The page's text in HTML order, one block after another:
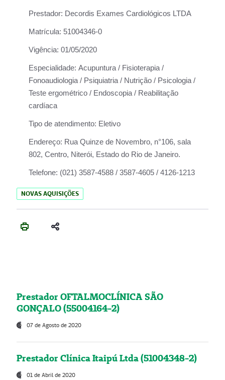
Prestador: Decordis Exames Cardiológicos LTDA
Matrícula: 51004346-0
Vigência: 01/05/2020
Especialidade: Acupuntura / Fisioterapia /
Fonoaudiologia / Psiquiatria / Nutrição / Psicologia /
Teste ergométrico / Endoscopia / Reabilitação
cardíaca
Tipo de atendimento: Eletivo
Endereço: Rua Quinze de Novembro, n°106, sala
802, Centro, Niterói, Estado do Rio de Janeiro.
Telefone: (021) 3587-4588 / 3587-4605 / 4126-1213
NOVAS AQUISIÇÕES
Prestador OFTALMOCLÍNICA SÃO
GONÇALO (55004164-2)
07 de Agosto de 2020
Prestador Clínica Itaipú Ltda (51004348-2)
01 de Abril de 2020